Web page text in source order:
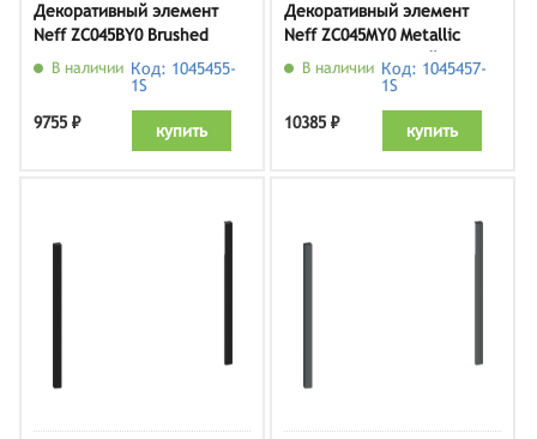
Декоративный элемент
Neff ZC045BY0 Brushed
Bronze, бронза
(кофемашина 45см)
В наличии Код: 1045455-
1S
9755 ₽
купить
Декоративный элемент
Neff ZC045MY0 Metallic
Silver, серебристый
металлик (кофемашина
В наличии Код: 1045457-
1S
10385 ₽
купить